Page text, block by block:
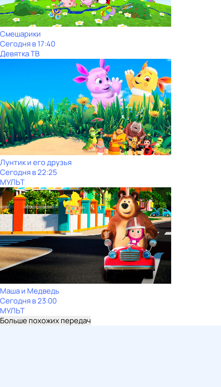
Смешарики
Сегодня в 17:40
Девятка ТВ
Лунтик и его друзья
Сегодня в 22:25
МУЛЬТ
Маша и Медведь
Сегодня в 23:00
МУЛЬТ
Больше похожих передач